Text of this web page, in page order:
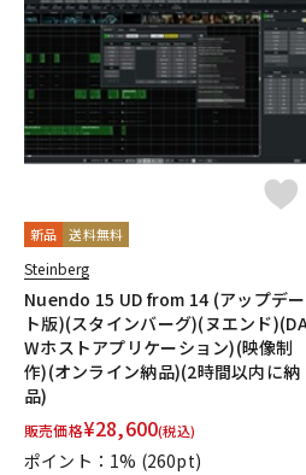
DJ機器
中古
新品 送料無料
Steinberg
Nuendo 15 UD from 14 (アップデー
ト版)(スタインバーグ)(ヌエンド
Wホストアプリケーション)(映像制
作)(オンライン納品)(2時間以内に納
品)
販売価格¥28,600(税込)
ポイント：1% (260pt)